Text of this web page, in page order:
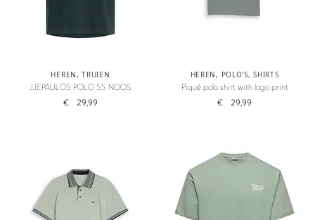
HEREN,TRUIEN
JJEPAULOS POLO SS NOOS
€ 29,99
HEREN, POLO'S,SHIRTS
Piqué polo shirt with logo print
€ 29,99